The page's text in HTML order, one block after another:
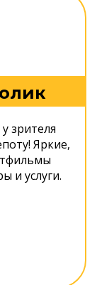
зрителя
Яркие,
и услуги.